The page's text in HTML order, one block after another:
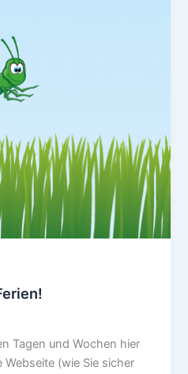
Tagen und Wochen hier
(wie Sie sicher